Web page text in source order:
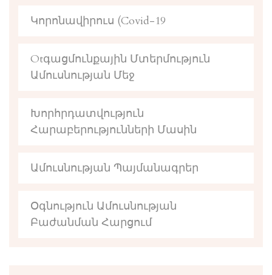
Կորոնավիրուս (Covid-19
Otգացմունքային Մտերմություն
Ամուսնության Մեջ
Խորհրդատվություն
Հարաբերությունների Մասին
Ամուսնության Պայմանագրեր
Օգնություն Ամուսնության
Բաժանման Հարցում